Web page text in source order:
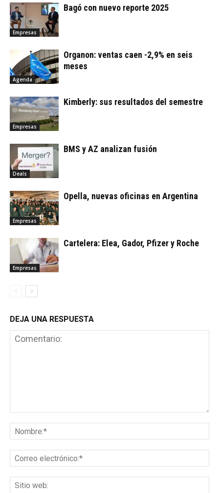
Empresas
Bagó con nuevo reporte 2025
Agenda
Organon: ventas caen -2,9% en seis
meses
Empresas
Kimberly: sus resultados del semestre
Deals
BMS y AZ analizan fusión
Empresas
Opella, nuevas oficinas en Argentina
Empresas
Cartelera: Elea, Gador, Pfizer y Roche
DEJA UNA RESPUESTA